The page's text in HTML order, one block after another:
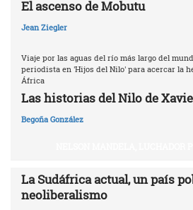
El ascenso de Mobutu
Jean Ziegler
Viaje por las aguas del río más largo del
periodista en 'Hijos del Nilo' para acercar la
África
Las historias del Nilo de
Begoña González
La Sudáfrica actual, un país
neoliberalismo